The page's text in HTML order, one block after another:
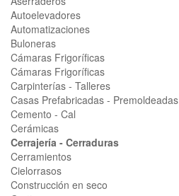
Autoelevadores
Automatizaciones
Buloneras
Cámaras Frigoríficas
Cámaras Frigoríficas
Carpinterías - Talleres
Casas Prefabricadas - Premoldeadas
Cemento - Cal
Cerámicas
Cerrajería - Cerraduras
Cerramientos
Cielorrasos
Construcción en seco